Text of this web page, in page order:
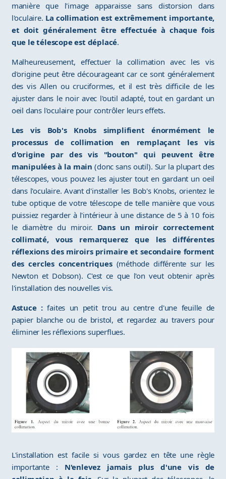
manière que l'image apparaisse sans distorsion dans
l'oculaire. La collimation est extrêmement importante,
et doit généralement être effectuée à chaque fois
que le télescope est déplacé.
Malheureusement, effectuer la collimation avec les vis
d'origine peut être décourageant car ce sont généralement
des vis Allen ou cruciformes, et il est très difficile de les
ajuster dans le noir avec l'outil adapté, tout en gardant un
oeil dans l'oculaire pour contrôler leurs effets.
Les vis Bob's Knobs simplifient énormément le
processus de collimation en remplaçant les vis
d'origine par des vis "bouton" qui peuvent être
manipulées à la main (donc sans outil). Sur la plupart des
télescopes, vous pouvez les ajuster tout en gardant un oeil
dans l'oculaire. Avant d'installer les Bob's Knobs, orientez le
tube optique de votre télescope de telle manière que vous
puissiez regarder à l'intérieur à une distance de 5 à 10 fois
le diamètre du miroir. Dans un miroir correctement
collimaté, vous remarquerez que les différentes
réflexions des miroirs primaire et secondaire forment
des cercles concentriques(méthode différente sur les
Newton et Dobson). C'est ce que l'on veut obtenir après
l'installation des nouvelles vis.
Astuce :faites un petit trou au centre d'une feuille de
papier blanche ou de bristol, et regardez au travers pour
éliminer les réflexions superflues.
L'installation est facile si vous gardez en tête une règle
importante : N'enlevez jamais plus d'une vis de